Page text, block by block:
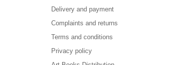
Delivery and payment
Complaints and returns
Terms and conditions
Privacy policy